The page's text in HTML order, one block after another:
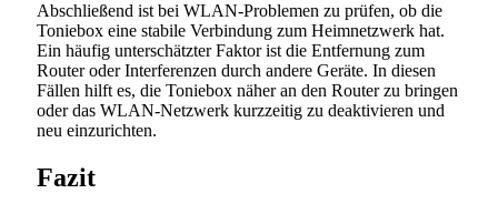
Abschließend ist bei WLAN-Problemen zu prüfen, ob die
Toniebox eine stabile Verbindung zum Heimnetzwerk hat.
Ein häufig unterschätzter Faktor ist die Entfernung zum
Router oder Interferenzen durch andere Geräte. In diesen
Fällen hilft es, die Toniebox näher an den Router zu bringen
oder das WLAN-Netzwerk kurzzeitig zu deaktivieren und
neu einzurichten.
Fazit